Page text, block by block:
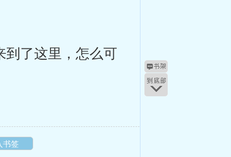
了这里，怎么可
书签